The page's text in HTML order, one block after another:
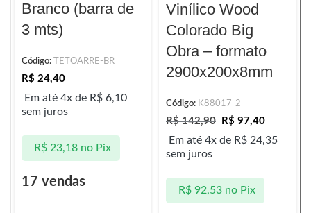
Branco (barra de
3 mts)
Código: TETOARRE-BR
R$ 24,40
Em até 4x de R$ 6,10
sem juros
R$23,18 no Pix
17 vendas
Vinílico Wood
Colorado Big
Obra – formato
2900x200x8mm
Código: K88017-2
R$142,90 R$ 97,40
Em até 4x de R$ 24,35
sem juros
R$92,53 no Pix